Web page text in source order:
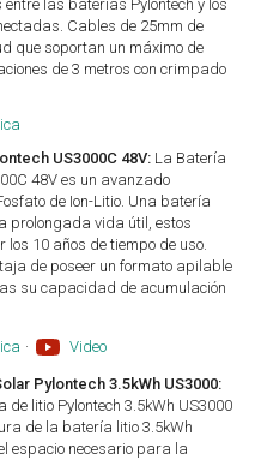
entre las baterías Pylontech y los
Cables de 25mm de
que soportan un máximo de
de 3 metros con crimpado
US3000C 48V: La Batería
48V es un avanzado
de Ion-Litio. Una batería
prolongada vida útil, estos
10 años de tiempo de uso.
de poseer un formato apilable
su capacidad de acumulación
· Video
Pylontech 3.5kWh US3000:
litio Pylontech 3.5kWh US3000
de la batería litio 3.5kWh
espacio necesario para la